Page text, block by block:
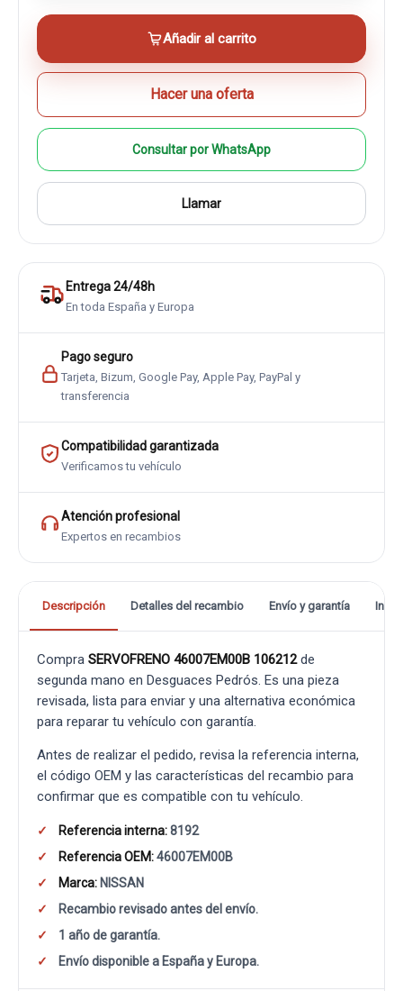
Añadir al carrito
Hacer una oferta
Consultar por WhatsApp
Llamar
Entrega 24/48h
En toda España y Europa
Pago seguro
Tarjeta, Bizum, Google Pay, Apple Pay, PayPal y
transferencia
Compatibilidad garantizada
Verificamos tu vehículo
Atención profesional
Expertos en recambios
Descripción Detalles del recambio Envío y garantía
Compra SERVOFRENO 46007EM00B 106212de
segunda mano en Desguaces Pedrós. Es una pieza
revisada, lista para enviar y una alternativa económica
para reparar tu vehículo con garantía.
Antes de realizar el pedido, revisa la referencia interna,
el código OEM y las características del recambio para
confirmar que es compatible con tu vehículo.
Referencia interna:8192
Referencia OEM:46007EM00B
Marca: NISSAN
Recambio revisado antes del envío.
1 año de garantía.
Envío disponible a España y Europa.